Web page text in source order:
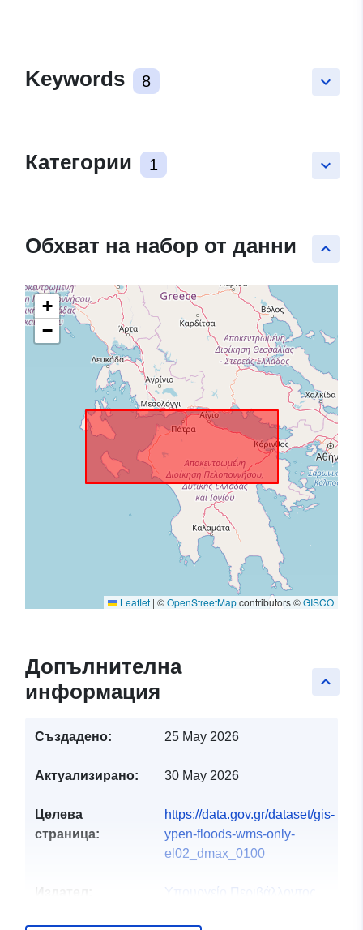
keyboard_arrow_down
Keywords 8
keyboard_arrow_down
Категории 1
keyboard_arrow_up
Обхват на набор от данни
+
−
Leaflet | ©OpenStreetMapcontributors ©GISCO
keyboard_arrow_up
Допълнителна
информация
Създадено: 25 May 2026
Актуализирано: 30 May 2026
Целева
страница:
https://data.gov.gr/dataset/gis-
ypen-floods-wms-only-
el02_dmax_0100
Υπουργείο Περιβάλλοντος